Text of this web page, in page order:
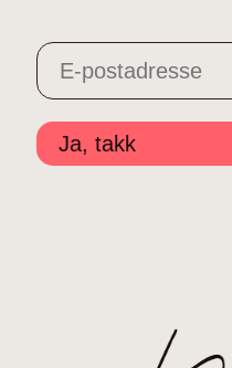
Ja, takk